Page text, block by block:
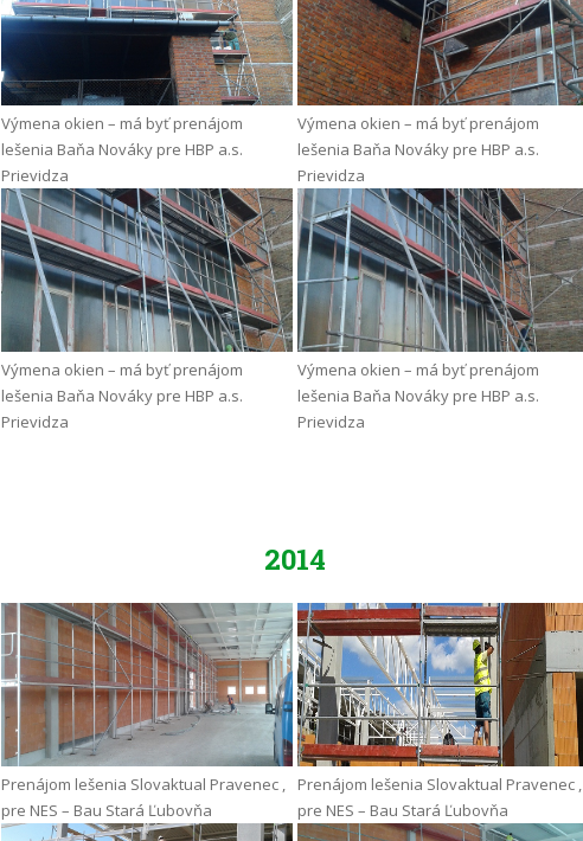
Výmena okien – má byť prenájom
lešenia Baňa Nováky pre HBP a.s.
Prievidza
Výmena okien – má byť prenájom
lešenia Baňa Nováky pre HBP a.s.
Prievidza
Výmena okien – má byť prenájom
lešenia Baňa Nováky pre HBP a.s.
Prievidza
Výmena okien – má byť prenájom
lešenia Baňa Nováky pre HBP a.s.
Prievidza
2014
Prenájom lešenia Slovaktual Pravenec ,
pre NES – Bau Stará Ľubovňa
Prenájom lešenia Slovaktual Pravenec ,
pre NES – Bau Stará Ľubovňa